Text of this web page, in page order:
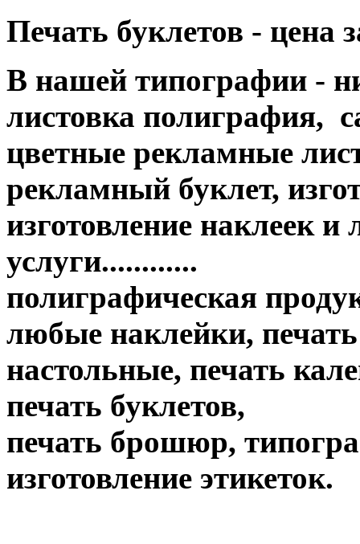
Печать буклетов - цена
В нашей типографии -
листовка полиграфия,
цветные рекламные
рекламный буклет,
изготовление наклеек
услуги............
полиграфическая
любые наклейки,
настольные, печать
печать буклетов,
печать брошюр,
изготовление этикеток.